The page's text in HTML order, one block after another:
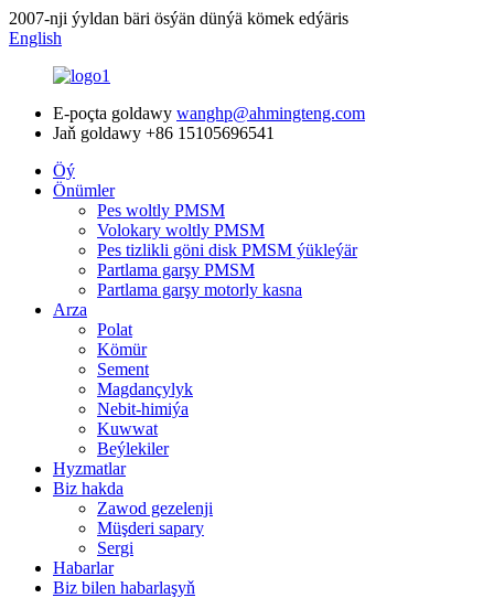
2007-nji ýyldan bäri ösýän dünýä kömek edýäris
English
E-poçta goldawy wanghp@ahmingteng.com
Jaň goldawy +86 15105696541
Öý
Önümler
Pes woltly PMSM
Volokary woltly PMSM
Pes tizlikli göni disk PMSM ýükleýär
Partlama garşy PMSM
Partlama garşy motorly kasna
Arza
Polat
Kömür
Sement
Magdançylyk
Nebit-himiýa
Kuwwat
Beýlekiler
Hyzmatlar
Biz hakda
Zawod gezelenji
Müşderi sapary
Sergi
Habarlar
Biz bilen habarlaşyň